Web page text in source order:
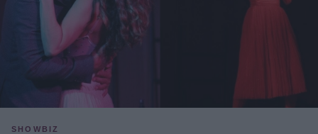
SHOWBIZ